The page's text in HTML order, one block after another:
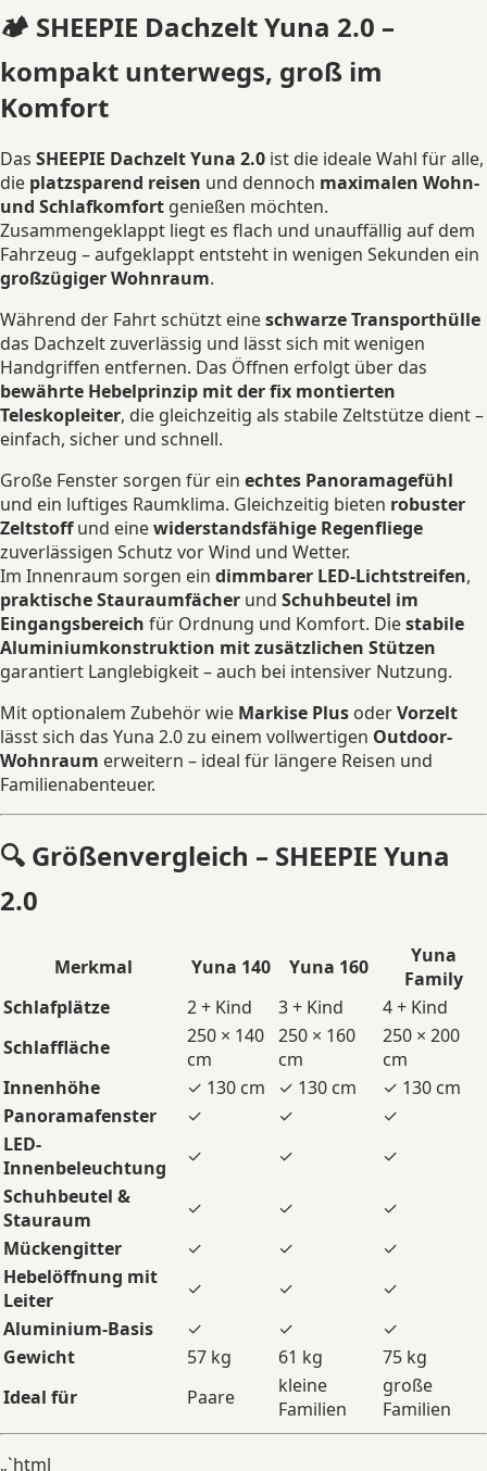
🏕️ SHEEPIE Dachzelt Yuna 2.0 –
kompakt unterwegs, groß im
Komfort
Das SHEEPIE Dachzelt Yuna 2.0 ist die ideale Wahl für alle,
die platzsparend reisen und dennoch maximalen Wohn-
und Schlafkomfort genießen möchten.
Zusammengeklappt liegt es flach und unauffällig auf dem
Fahrzeug – aufgeklappt entsteht in wenigen Sekunden ein
großzügiger Wohnraum.
Während der Fahrt schützt eineschwarze Transporthülle
das Dachzelt zuverlässig und lässt sich mit wenigen
Handgriffen entfernen. Das Öffnen erfolgt über das
bewährte Hebelprinzip mit der fix montierten
Teleskopleiter, die gleichzeitig als stabile Zeltstütze dient –
einfach, sicher und schnell.
Große Fenster sorgen für ein echtes Panoramagefühl
und ein luftiges Raumklima. Gleichzeitig bieten robuster
Zeltstoffund einewiderstandsfähige Regenfliege
zuverlässigen Schutz vor Wind und Wetter.
Im Innenraum sorgen ein dimmbarer LED-Lichtstreifen,
praktische Stauraumfächer und Schuhbeutel im
Eingangsbereich für Ordnung und Komfort. Diestabile
Aluminiumkonstruktion mit zusätzlichen Stützen
garantiert Langlebigkeit – auch bei intensiver Nutzung.
Mit optionalem Zubehör wie Markise Plus oderVorzelt
lässt sich das Yuna 2.0 zu einem vollwertigen Outdoor-
Wohnraum erweitern – ideal für längere Reisen und
Familienabenteuer.
🔍 Größenvergleich – SHEEPIE Yuna
2.0
Merkmal Yuna 140 Yuna 160
Yuna
Family
Schlafplätze
2 + Kind 3 + Kind
4 + Kind
Schlaffläche
250 × 140
cm
250 × 160
cm
250 × 200
cm
Innenhöhe
✓ 130 cm ✓ 130 cm
✓ 130 cm
Panoramafenster
✓ ✓
✓
LED-
Innenbeleuchtung
✓ ✓
✓
Schuhbeutel &
Stauraum
✓ ✓
✓
Mückengitter
✓ ✓
✓
Hebelöffnung mit
Leiter
✓ ✓
✓
Aluminium-Basis
✓ ✓
✓
Gewicht
57 kg 61 kg
75 kg
Ideal für
Paare
kleine
Familien
große
Familien
„`html